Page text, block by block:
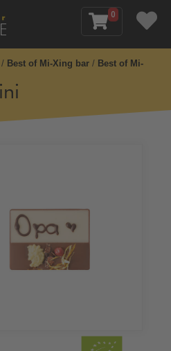
0
/ Best of Mi-Xing bar / Best of Mi-